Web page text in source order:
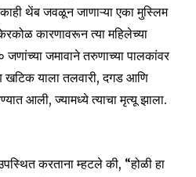
थेंब जवळून जाणाऱ्या एका मुस्लिम
कारणावरून त्या महिलेच्या
जमावाने तरुणाच्या पालकांवर
याला तलवारी, दगड आणि
आली, ज्यामध्ये त्याचा मृत्यू झाला.
करताना म्हटले की, “होळी हा